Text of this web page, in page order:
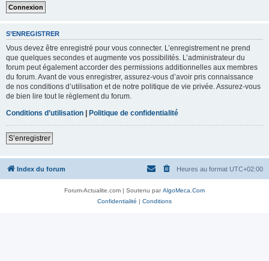
S’ENREGISTRER
Vous devez être enregistré pour vous connecter. L’enregistrement ne prend
que quelques secondes et augmente vos possibilités. L’administrateur du
forum peut également accorder des permissions additionnelles aux membres
du forum. Avant de vous enregistrer, assurez-vous d’avoir pris connaissance
de nos conditions d’utilisation et de notre politique de vie privée. Assurez-vous
de bien lire tout le règlement du forum.
Conditions d’utilisation | Politique de confidentialité
S’enregistrer
Index du forum Heures au format UTC+02:00
Forum-Actualite.com | Soutenu parAlgoMeca.Com
Confidentialité | Conditions